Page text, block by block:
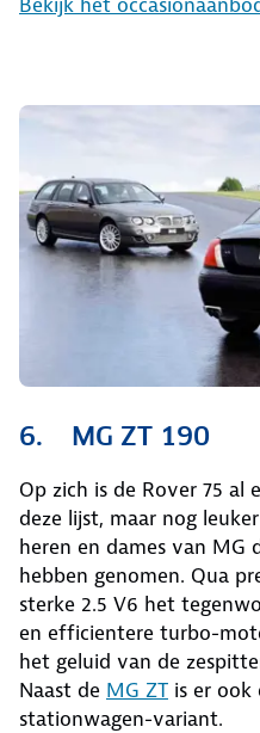
6. MG ZT 190
Op zich is de Rover 75
deze lijst, maar nog
heren en dames van MG
hebben genomen. Qua
sterke 2.5 V6 het
en efficientere turbo-
het geluid van de
Naast de MG ZT is er ook
stationwagen-variant.